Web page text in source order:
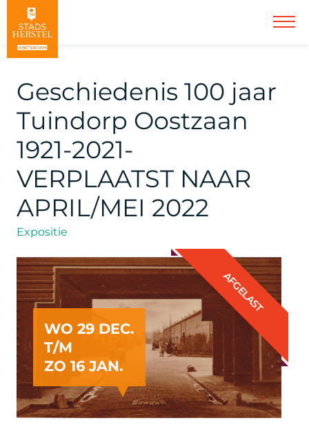
Geschiedenis 100 jaar
Tuindorp Oostzaan
1921-2021-
VERPLAATST NAAR
APRIL/MEI 2022
Expositie
WO 29 DEC.
T/M
ZO 16 JAN.
AFGELAST